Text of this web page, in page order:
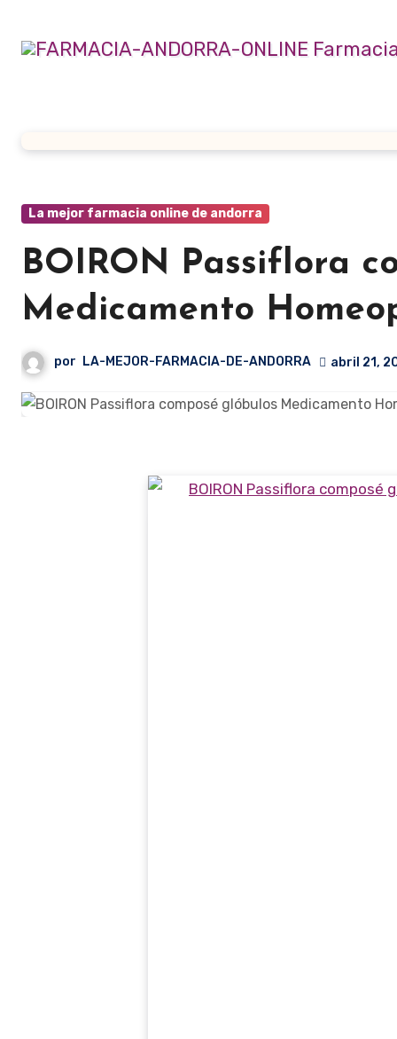
contenido
La mejor farmacia online de andorra
BOIRON Passiflora
Medicamento
por LA-MEJOR-FARMACIA-DE-ANDORRA abril 21,